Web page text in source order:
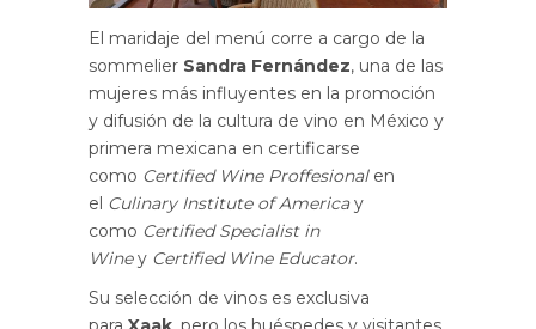
El maridaje del menú corre a cargo de la
sommelier Sandra Fernández, una de las
mujeres más influyentes en la promoción
y difusión de la cultura de vino en México y
primera mexicana en certificarse
como Certified Wine Proffesionalen
el Culinary Institute of Americay
como Certified Specialist in
Winey Certified Wine Educator.
Su selección de vinos es exclusiva